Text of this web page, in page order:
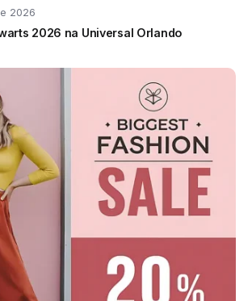
2026
2026 na Universal Orlando